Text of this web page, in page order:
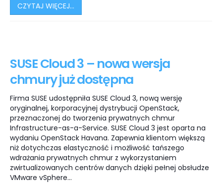
CZYTAJ WIĘCEJ...
SUSE Cloud 3 – nowa wersja
chmury już dostępna
Firma SUSE udostępniła SUSE Cloud 3, nową wersję
oryginalnej, korporacyjnej dystrybucji OpenStack,
przeznaczonej do tworzenia prywatnych chmur
Infrastructure-as-a-Service. SUSE Cloud 3 jest oparta na
wydaniu OpenStack Havana. Zapewnia klientom większą
niż dotychczas elastyczność i możliwość tańszego
wdrażania prywatnych chmur z wykorzystaniem
zwirtualizowanych centrów danych dzięki pełnej obsłudze
VMware vSphere...